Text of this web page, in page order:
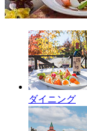
ダイニング